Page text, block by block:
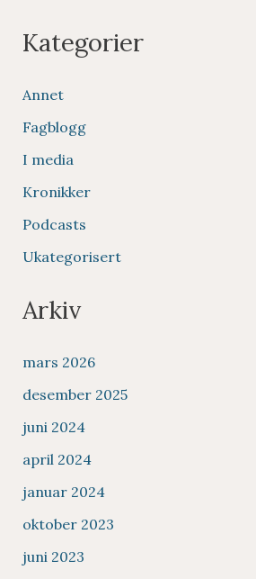
Kategorier
Annet
Fagblogg
I media
Kronikker
Podcasts
Ukategorisert
Arkiv
mars 2026
desember 2025
juni 2024
april 2024
januar 2024
oktober 2023
juni 2023